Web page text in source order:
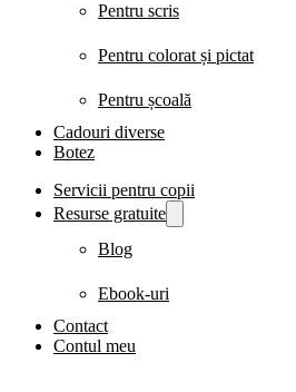
Pentru scris
Pentru colorat și pictat
Pentru școală
Cadouri diverse
Botez
Servicii pentru copii
Resurse gratuite
Blog
Ebook-uri
Contact
Contul meu